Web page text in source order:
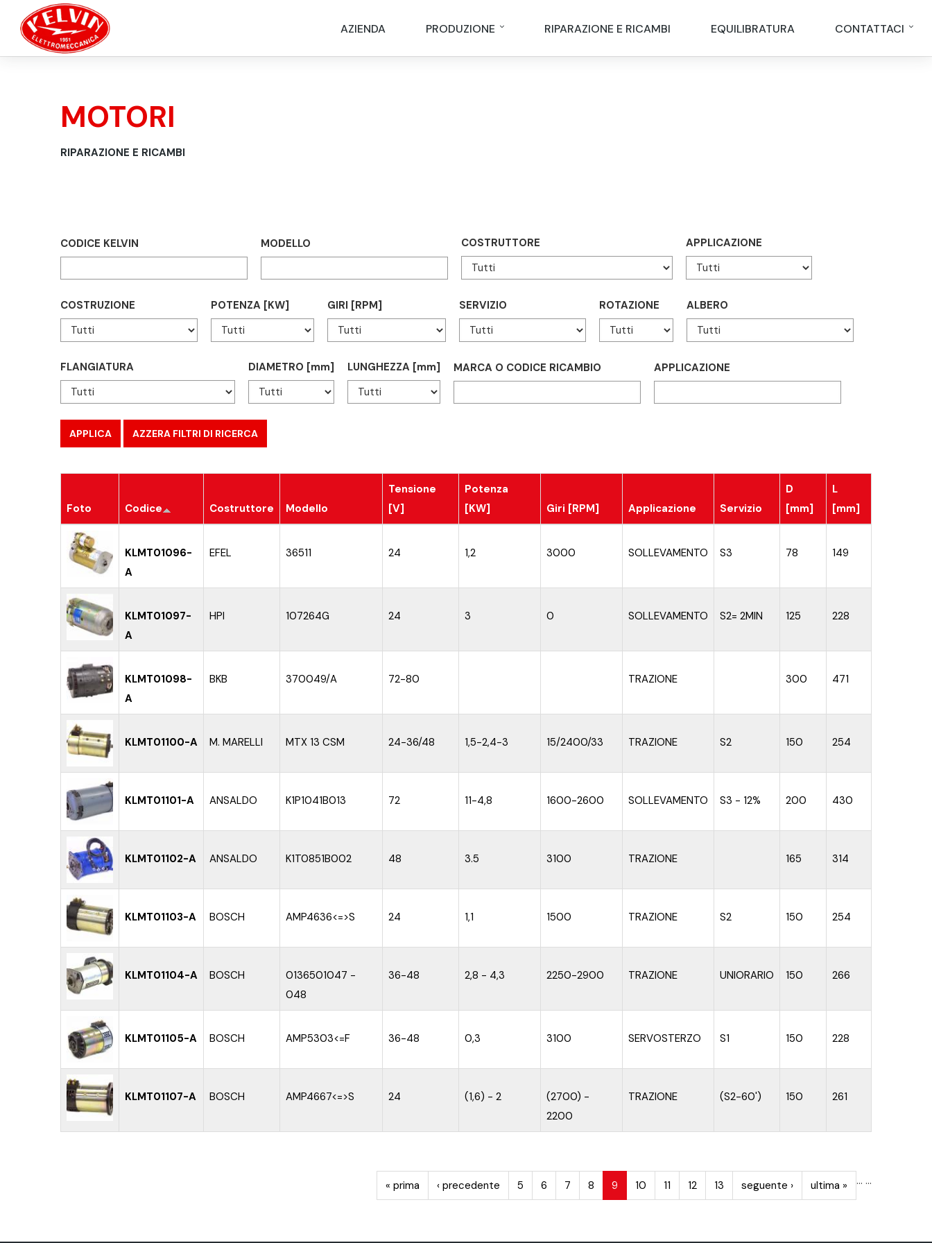
Salta al contenuto principale
AZIENDA PRODUZIONE RIPARAZIONE E RICAMBI EQUILIBRATURA CONTATTACI
MOTORI
TU SEI QUI
RIPARAZIONE E RICAMBI
CODICE KELVIN MODELLO COSTRUTTORE APPLICAZIONE
COSTRUZIONE POTENZA [KW] GIRI [RPM] SERVIZIO ROTAZIONE ALBERO
FLANGIATURA DIAMETRO [mm] LUNGHEZZA [mm] MARCA O CODICE RICAMBIO APPLICAZIONE
Foto Codice Costruttore Modello
Tensione
[V]
Potenza
[KW]
Giri [RPM] Applicazione Servizio
D
[mm]
L
[mm]
KLMT01096-
A
EFEL 36511 24 1,2 3000 SOLLEVAMENTO S3 78 149
KLMT01097-
A
HPI 107264G 24 3 0 SOLLEVAMENTO S2= 2MIN 125 228
KLMT01098-
A
BKB 370049/A 72-80 TRAZIONE 300 471
KLMT01100-A M. MARELLI MTX 13 CSM 24-36/48 1,5-2,4-3 15/2400/33 TRAZIONE S2 150 254
KLMT01101-A ANSALDO K1P1041B013 72 11-4,8 1600-2600 SOLLEVAMENTO S3 - 12% 200 430
KLMT01102-A ANSALDO K1T0851B002 48 3.5 3100 TRAZIONE 165 314
KLMT01103-A BOSCH AMP4636<=>S 24 1,1 1500 TRAZIONE S2 150 254
KLMT01104-A BOSCH
0136501047 -
048
36-48 2,8 - 4,3 2250-2900 TRAZIONE UNIORARIO 150 266
KLMT01105-A BOSCH AMP5303<=F 36-48 0,3 3100 SERVOSTERZO S1 150 228
KLMT01107-A BOSCH AMP4667<=>S 24 (1,6) - 2
(2700) -
2200
TRAZIONE (S2-60') 150 261
« prima ‹ precedente …
5 6 7 8 9 10 11 12 13 …
seguente › ultima »